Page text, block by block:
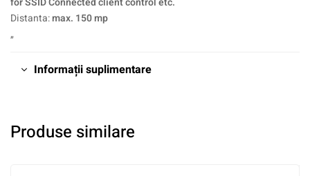
Distanta:max. 150 mp
„
Informații suplimentare
Produse similare